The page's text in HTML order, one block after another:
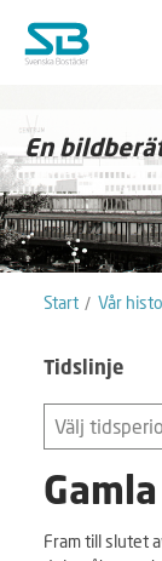
En
Start Vår
Tidslinje
Välj
Fram till slutet